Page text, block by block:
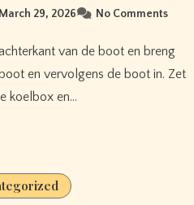
March 29, 2026 No Comments
en vervolgens de boot in. Zet
koelbox en…